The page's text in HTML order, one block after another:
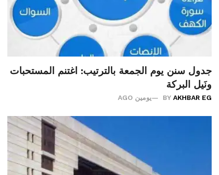
جدول سنن يوم الجمعة بالترتيب: اغتنم المستحبات
ونَيل البركة
BY AKHBAR EG يومين AGO